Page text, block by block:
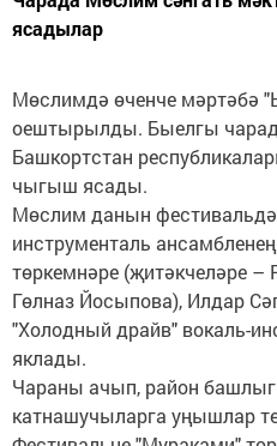
ясадылар
Мөслимдә өченче мәртәбә
оештырылды. Быелгы
Башкортстан
чыгыш ясады.
Мөслим данын
инструменталь
төркемнәре (җитәкчеләре –
Гөлназ Йосыпова), Илдар
"Холодный драйв" вокаль-
яклады.
Чараны ачып, район
катнашучыларга уңышлар